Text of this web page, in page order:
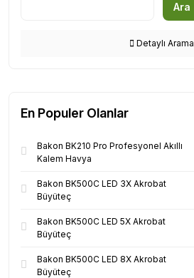
Ara
Detaylı Arama
En Populer Olanlar
Bakon BK210 Pro Profesyonel Akıllı
Kalem Havya
Bakon BK500C LED 3X Akrobat
Büyüteç
Bakon BK500C LED 5X Akrobat
Büyüteç
Bakon BK500C LED 8X Akrobat
Büyüteç